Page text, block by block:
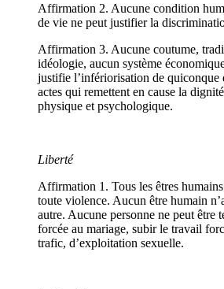
Affirmation 2. Aucune condition
de vie ne peut justifier la
Affirmation 3. Aucune coutume,
idéologie, aucun système
justifie l’infériorisation de quiconque
actes qui remettent en cause la
physique et psychologique.
Liberté
Affirmation 1. Tous les êtres
toute violence. Aucun être humain
autre. Aucune personne ne peut être
forcée au mariage, subir le travail
trafic, d’exploitation sexuelle.